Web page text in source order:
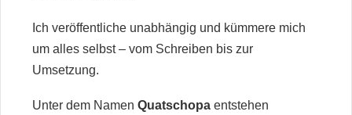
Ich veröffentliche unabhängig und kümmere mich
um alles selbst – vom Schreiben bis zur
Umsetzung.
Unter dem Namen Quatschopa entstehen